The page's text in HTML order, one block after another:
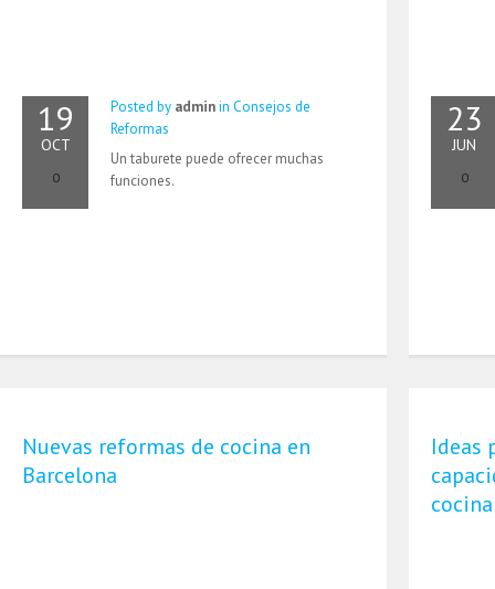
19
OCT
0
Posted by adminin Consejos de
Reformas
Un taburete puede ofrecer muchas
funciones.
23
JUN
0
Nuevas reformas de cocina en
Barcelona
Ideas
cocina